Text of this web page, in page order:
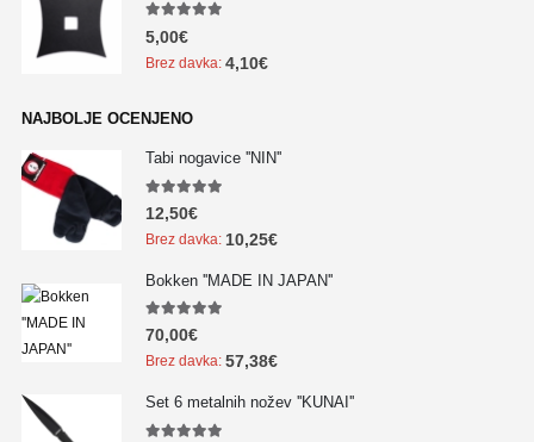
5.00out of 5
5,00€
Brez davka: 4,10€
NAJBOLJE OCENJENO
Tabi nogavice ''NIN''
5.00out of 5
12,50€
Brez davka: 10,25€
Bokken ''MADE IN JAPAN''
5.00out of 5
70,00€
Brez davka: 57,38€
Set 6 metalnih nožev ''KUNAI''